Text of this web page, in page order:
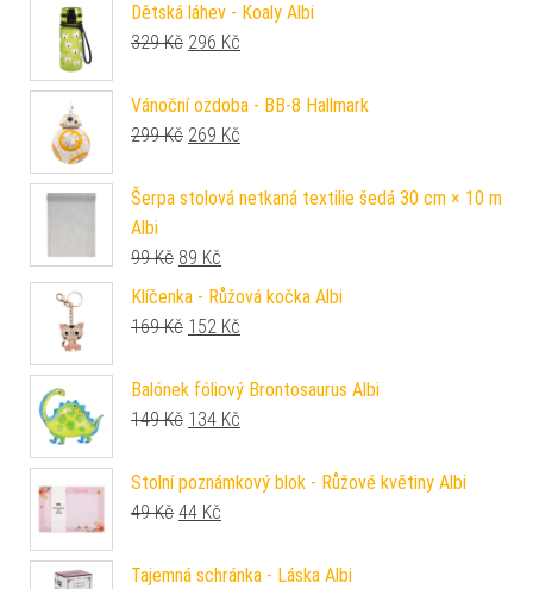
Dětská láhev - Koaly Albi
329Kč Původní cena byla: 329 Kč.
296 Kč
Vánoční ozdoba - BB-8 Hallmark
299Kč Původní cena byla: 299 Kč.
269 Kč
Šerpa stolová netkaná textilie šedá 30 cm × 10 m
Albi
99Kč Původní cena byla: 99 Kč.
89 Kč
Klíčenka - Růžová kočka Albi
169Kč Původní cena byla: 169 Kč.
152 Kč
Balónek fóliový Brontosaurus Albi
149Kč Původní cena byla: 149 Kč.
134 Kč
Stolní poznámkový blok - Růžové květiny Albi
49Kč Původní cena byla: 49 Kč.
44 Kč
Tajemná schránka - Láska Albi